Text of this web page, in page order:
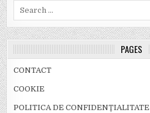
PAGES
CONTACT
COOKIE
POLITICA DE CONFIDENȚIALITATE